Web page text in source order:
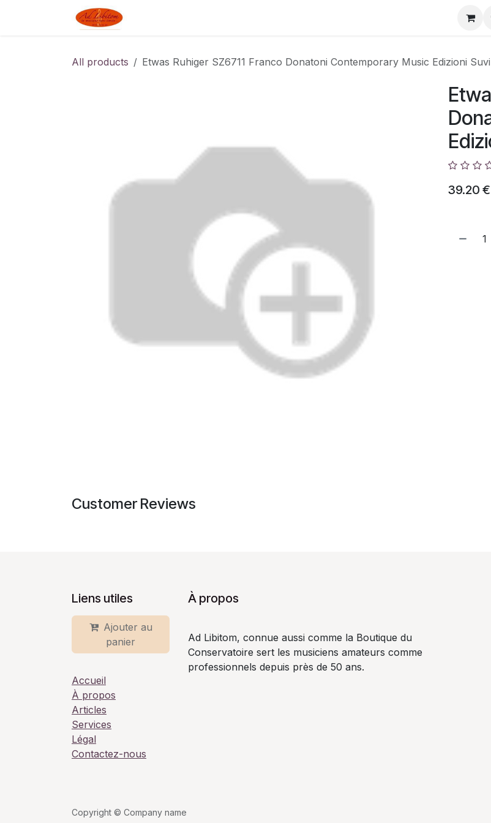
Appointment
All products Etwas Ruhiger SZ6711 Franco Donatoni Contemporary Music Edizioni
39.20 €
Customer Reviews
Liens utiles
Ajouter au
panier
Accueil
À propos
Articles
Services
Légal
Contactez-nous
À propos
Ad Libitom, connue aussi comme la Boutique du
Conservatoire sert les musiciens amateurs comme
professionnels depuis près de 50 ans.
Copyright © Company name